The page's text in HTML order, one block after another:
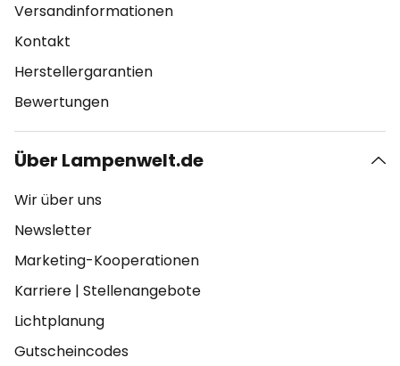
Versandinformationen
Kontakt
Herstellergarantien
Bewertungen
Über Lampenwelt.de
Wir über uns
Newsletter
Marketing-Kooperationen
Karriere | Stellenangebote
Lichtplanung
Gutscheincodes